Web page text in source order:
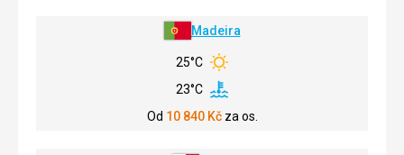
Madeira
25°C
23°C
Od 10 840Kč za os.